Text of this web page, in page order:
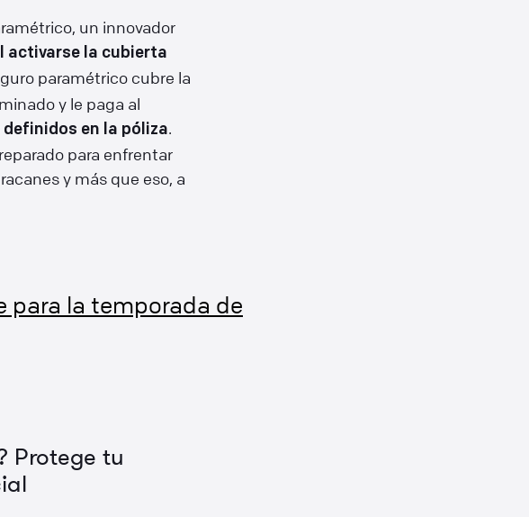
un innovador
activarse la cubierta
paramétrico cubre la
y le paga al
en la póliza.
para enfrentar
y más que eso, a
para la temporada de
Protege tu